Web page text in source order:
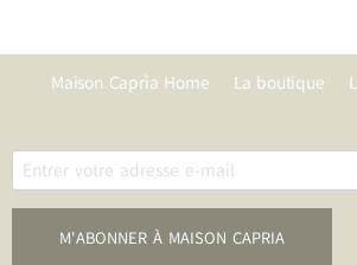
Maison Caprìa Home La boutique
M'ABONNER À MAISON CAPRIA